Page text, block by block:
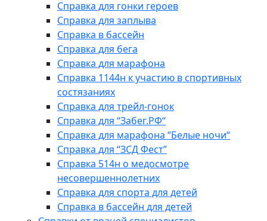
Справка для гонки героев
Справка для заплыва
Справка в бассейн
Справка для бега
Справка для марафона
Справка 1144н к участию в спортивных
состязаниях
Справка для трейл-гонок
Справка для “Забег.РФ“
Справка для марафона “Белые ночи“
Справка для “ЗСД Фест”
Справка 514н о медосмотре
несовершеннолетних
Справка для спорта для детей
Справка в бассейн для детей